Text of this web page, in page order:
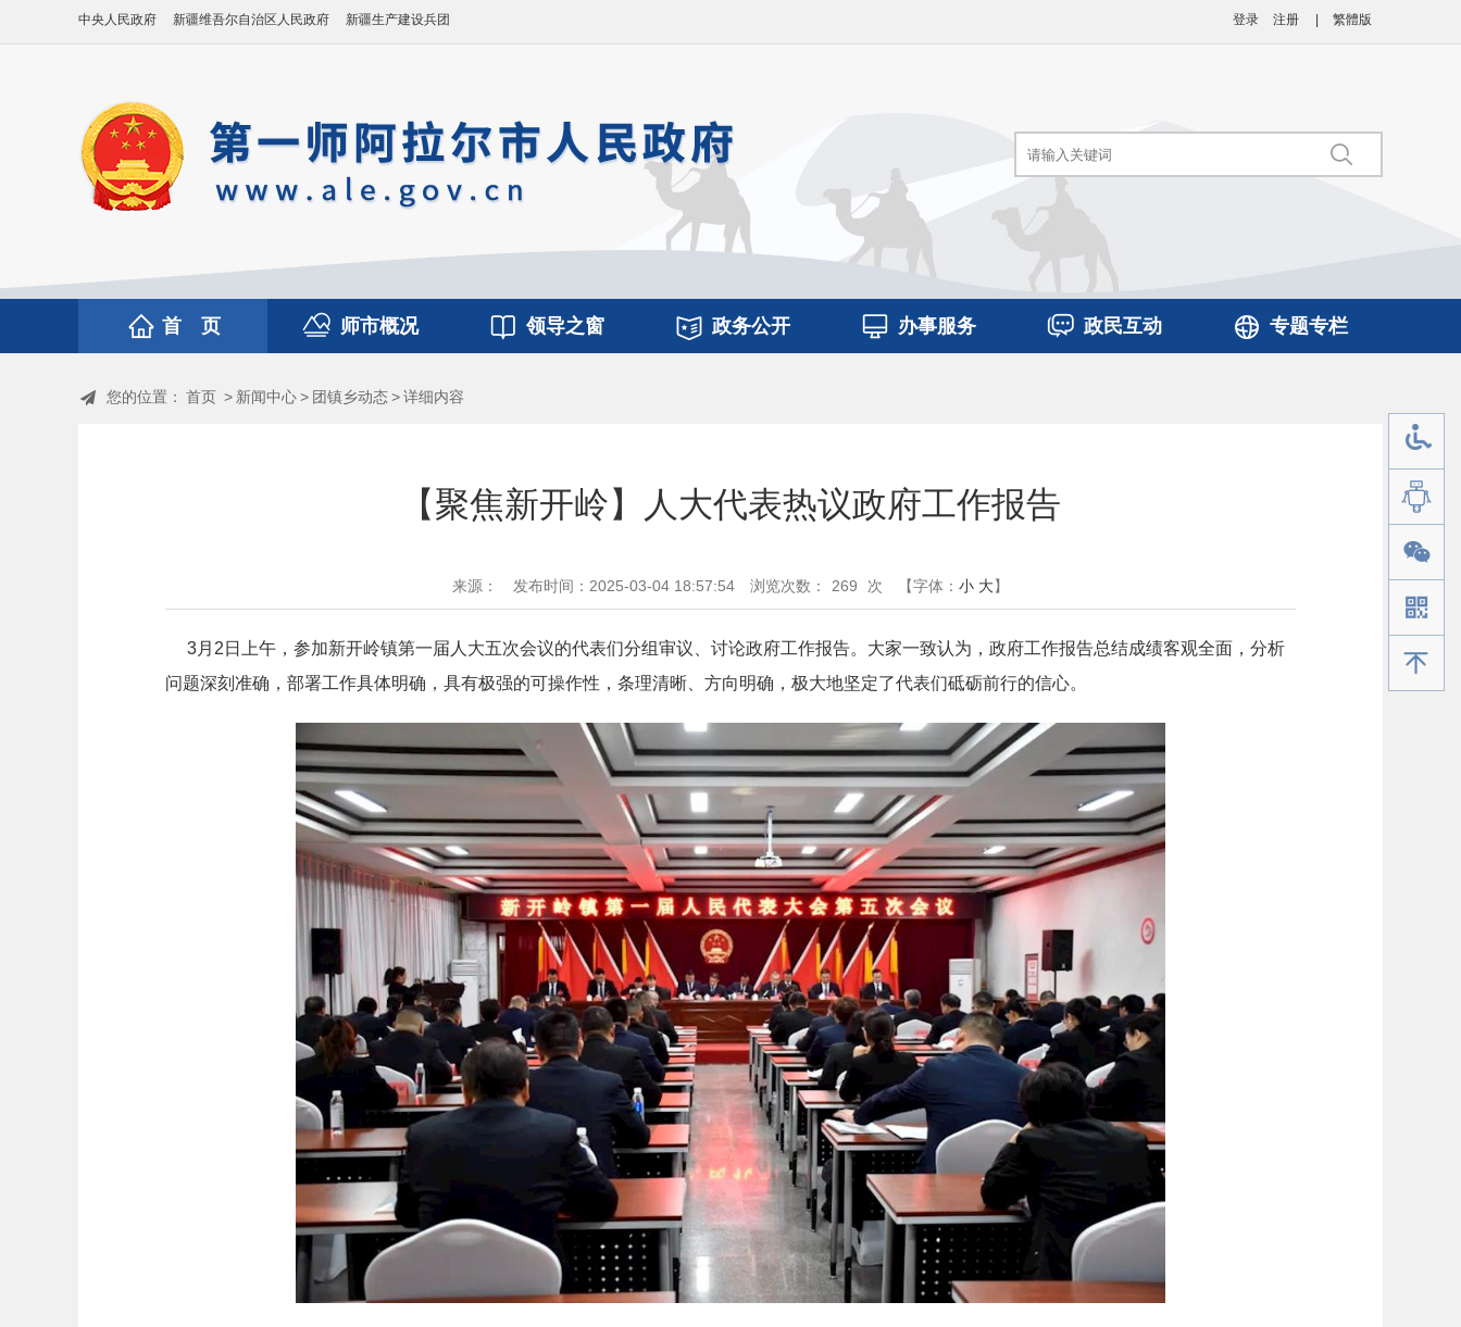
登录 注册 繁體版
中央人民政府 新疆维吾尔自治区人民政府 新疆生产建设兵团
首 页 师市概况 领导之窗 政务公开 办事服务 政民互动 专题专栏
您的位置： 首页 > 新闻中心> 团镇乡动态>详细内容
【聚焦新开岭】人大代表热议政府工作报告
来源： 发布时间：2025-03-04 18:57:54 浏览次数： 269 次 【字体： 小 大】
3月2日上午，参加新开岭镇第一届人大五次会议的代表们分组审议、讨论政府工作报告。大家一致认为，政府工作报告总结成绩客观全面，分析
问题深刻准确，部署工作具体明确，具有极强的可操作性，条理清晰、方向明确，极大地坚定了代表们砥砺前行的信心。
手机版